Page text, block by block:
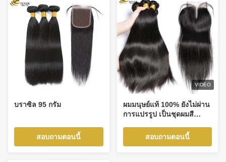
บราซิล 95 กรัม
สอบถามตอนนี้
VIDEO
ผมมนุษย์แท้ 100% ยังไม่ผ่าน
การแปรรูป เป็นชุดผมสี
สอบถามตอนนี้